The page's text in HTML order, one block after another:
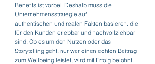
Benefits ist vorbei. Deshalb muss die
Unternehmensstrategie auf
authentischen und realen Fakten basieren, die
für den Kunden erlebbar und nachvollziehbar
sind. Ob es um den Nutzen oder das
Storytelling geht, nur wer einen echten Beitrag
zum Wellbeing leistet, wird mit Erfolg belohnt.